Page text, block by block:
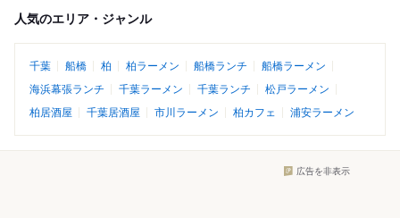
人気のエリア・ジャンル
千葉 船橋 柏 柏ラーメン 船橋ランチ
船橋ラーメン
海浜幕張ランチ
千葉ラーメン 千葉ランチ
松戸ラーメン
柏居酒屋
千葉居酒屋 市川ラーメン 柏カフェ 浦安ラーメン
広告を非表示